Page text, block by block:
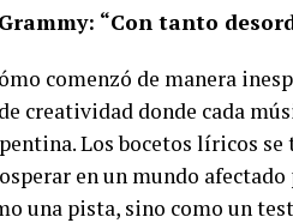
“Con tanto
comenzó de manera
creatividad donde cada
Los bocetos líricos
en un mundo
una pista, sino como un